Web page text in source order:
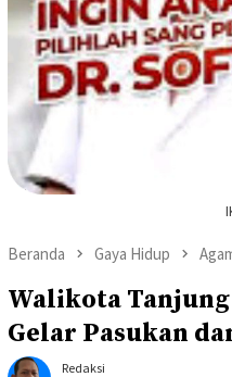
Beranda Gaya Hidup
Walikota
Gelar Pasukan
Redaksi